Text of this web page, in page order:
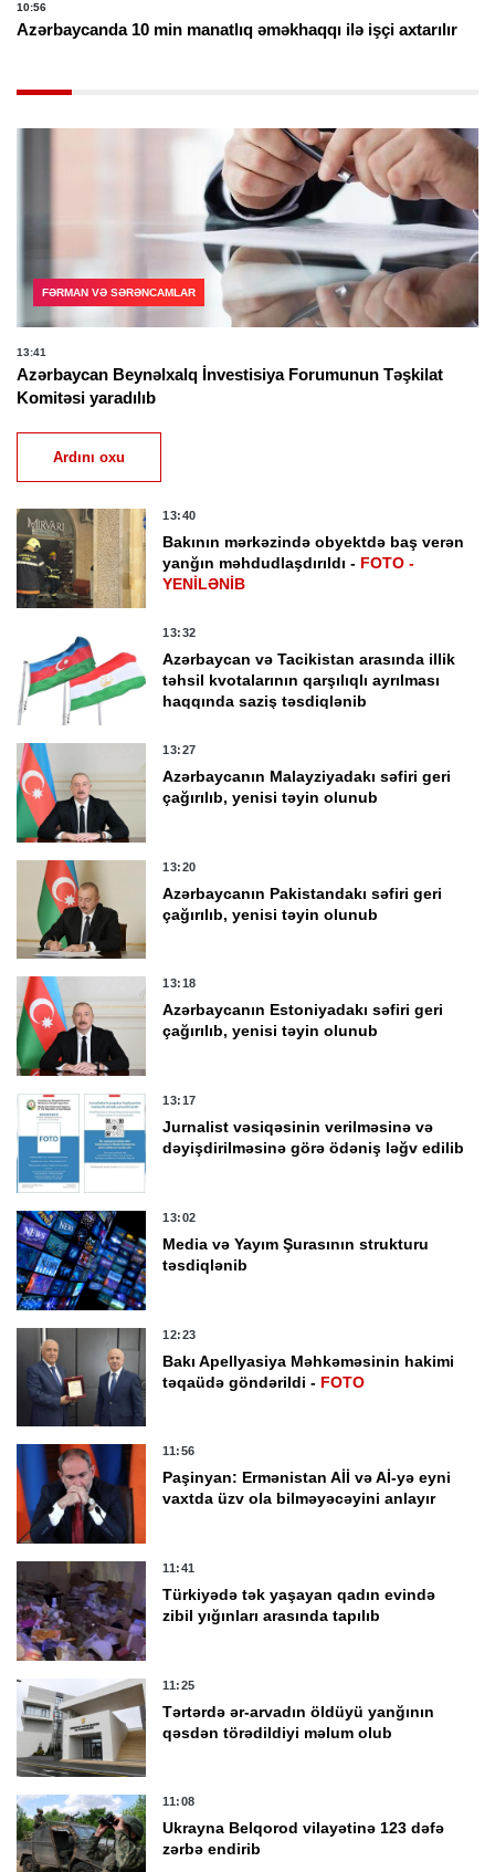
10:56
Azərbaycanda 10 min manatlıq əməkhaqqı ilə işçi axtarılır
FƏRMAN VƏ SƏRƏNCAMLAR
13:41
Azərbaycan Beynəlxalq İnvestisiya Forumunun Təşkilat
Komitəsi yaradılıb
Ardını oxu
13:40
Bakının mərkəzində obyektdə baş verən
yanğın məhdudlaşdırıldı - FOTO -
YENİLƏNİB
13:32
Azərbaycan və Tacikistan arasında illik
təhsil kvotalarının qarşılıqlı ayrılması
haqqında saziş təsdiqlənib
13:27
Azərbaycanın Malayziyadakı səfiri geri
çağırılıb, yenisi təyin olunub
13:20
Azərbaycanın Pakistandakı səfiri geri
çağırılıb, yenisi təyin olunub
13:18
Azərbaycanın Estoniyadakı səfiri geri
çağırılıb, yenisi təyin olunub
13:17
Jurnalist vəsiqəsinin verilməsinə və
dəyişdirilməsinə görə ödəniş ləğv edilib
13:02
Media və Yayım Şurasının strukturu
təsdiqlənib
12:23
Bakı Apellyasiya Məhkəməsinin hakimi
təqaüdə göndərildi - FOTO
11:56
Paşinyan: Ermənistan Aİİ və Aİ-yə eyni
vaxtda üzv ola bilməyəcəyini anlayır
11:41
Türkiyədə tək yaşayan qadın evində
zibil yığınları arasında tapılıb
11:25
Tərtərdə ər-arvadın öldüyü yanğının
qəsdən törədildiyi məlum olub
11:08
Ukrayna Belqorod vilayətinə 123 dəfə
zərbə endirib